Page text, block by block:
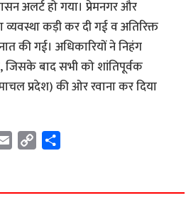
अलर्ट हो गया। प्रेमनगर और
व्यवस्था कड़ी कर दी गई व अतिरिक्त
की गई। अधिकारियों ने निहंग
जिसके बाद सभी को शांतिपूर्वक
प्रदेश) की ओर रवाना कर दिया
E
i
C
y
r